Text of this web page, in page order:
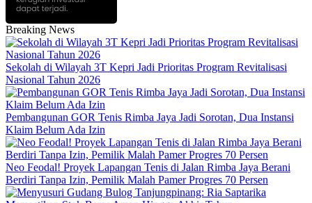
Breaking News
Sekolah di Wilayah 3T Kepri Jadi Prioritas Program Revitalisasi
Nasional Tahun 2026
Pembangunan GOR Tenis Rimba Jaya Jadi Sorotan, Dua Instansi
Klaim Belum Ada Izin
Neo Feodal! Proyek Lapangan Tenis di Jalan Rimba Jaya Berani
Berdiri Tanpa Izin, Pemilik Malah Pamer Progres 70 Persen